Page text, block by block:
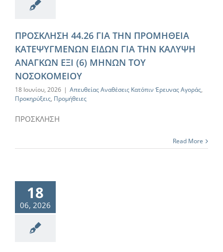
ΠΡΟΣΚΛΗΣΗ 44.26 ΓΙΑ ΤΗΝ ΠΡΟΜΗΘΕΙΑ
ΚΑΤΕΨΥΓΜΕΝΩΝ ΕΙΔΩΝ ΓΙΑ ΤΗΝ ΚΑΛΥΨΗ
ΑΝΑΓΚΩΝ ΕΞΙ (6) ΜΗΝΩΝ ΤΟΥ
ΝΟΣΟΚΟΜΕΙΟΥ
18 Ιουνίου, 2026 | Απευθείας Αναθέσεις Κατόπιν Έρευνας Αγοράς,
Προκηρύξεις, Προμήθειες
ΠΡΟΣΚΛΗΣΗ
Read More
18
06, 2026